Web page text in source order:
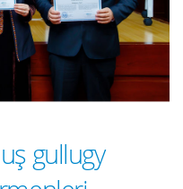
gullugy